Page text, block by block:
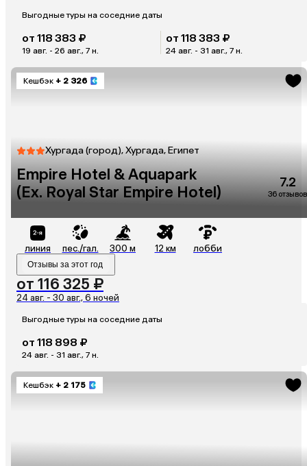
Выгодные туры на соседние даты
от 118 383 ₽
19 авг. - 26 авг., 7 н.
от 118 383 ₽
24 авг. - 31 авг., 7 н.
Кешбэк + 2 326
Хургада (город), Хургада, Египет
Empire Hotel & Aquapark
(Ex. Royal Star Empire Hotel)
7.2
36 отзывов
линия пес./гал. 300 м 12 км лобби
Отзывы за этот год
от 116 325 ₽
24 авг. - 30 авг., 6 ночей
Выгодные туры на соседние даты
от 118 898 ₽
24 авг. - 31 авг., 7 н.
Кешбэк + 2 175